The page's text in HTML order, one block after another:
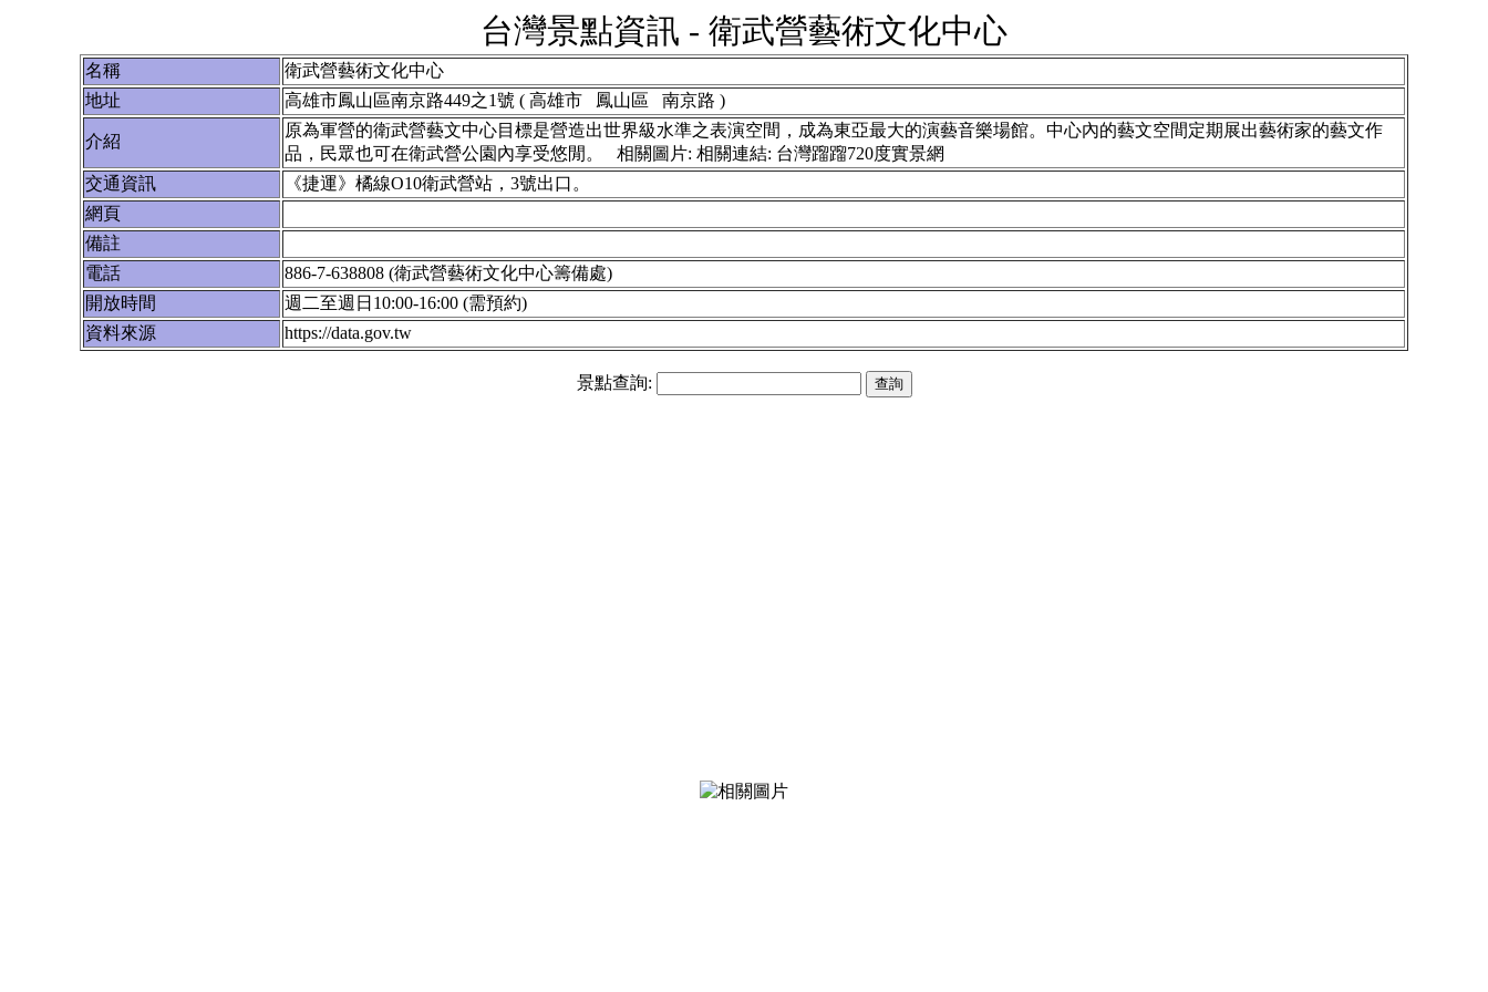
台灣景點資訊 - 衛武營藝術文化中心
名稱
衛武營藝術文化中心
地址
高雄市鳳山區南京路449之1號 ( 高雄市 鳳山區 南京路 )
介紹
原為軍營的衛武營藝文中心目標是營造出世界級水準之表演空間，成為東亞最大的演藝音樂場館。中心內的藝文空間定期展出藝術家的藝文作
品，民眾也可在衛武營公園內享受悠閒。 相關圖片: 相關連結: 台灣蹓蹓720度實景網
交通資訊
《捷運》橘線O10衛武營站，3號出口。
網頁
備註
電話
886-7-638808 (衛武營藝術文化中心籌備處)
開放時間
週二至週日10:00-16:00 (需預約)
資料來源
https://data.gov.tw
景點查詢: